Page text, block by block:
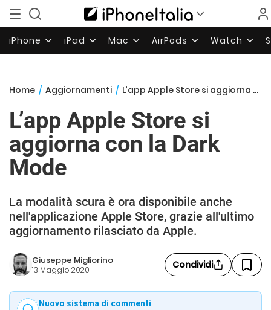
iPhone iPad Mac AirPods Watch
Home / Aggiornamenti / L’app Apple Store si aggiorna con la Dark Mode
L’app Apple Store si
aggiorna con la Dark
Mode
La modalità scura è ora disponibile anche
nell'applicazione Apple Store, grazie all'ultimo
aggiornamento rilasciato da Apple.
Giuseppe Migliorino
13 Maggio 2020 Condividi
Nuovo sistema di commenti